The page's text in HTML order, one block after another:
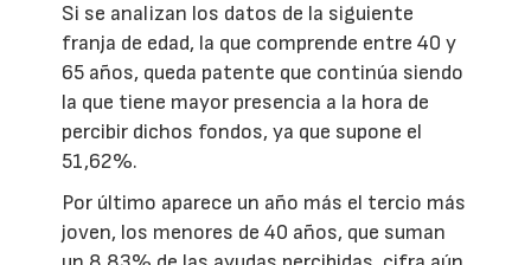
Si se analizan los datos de la siguiente
franja de edad, la que comprende entre 40 y
65 años, queda patente que continúa siendo
la que tiene mayor presencia a la hora de
percibir dichos fondos, ya que supone el
51,62%.
Por último aparece un año más el tercio más
joven, los menores de 40 años, que suman